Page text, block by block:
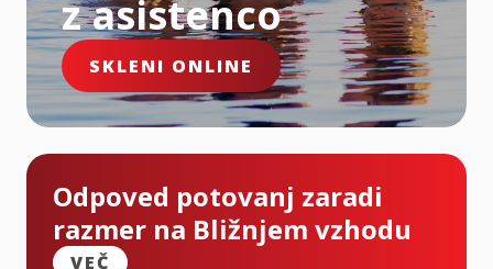
z asistenco
SKLENI ONLINE
Odpoved potovanj zaradi
razmer na Bližnjem vzhodu
VEČ